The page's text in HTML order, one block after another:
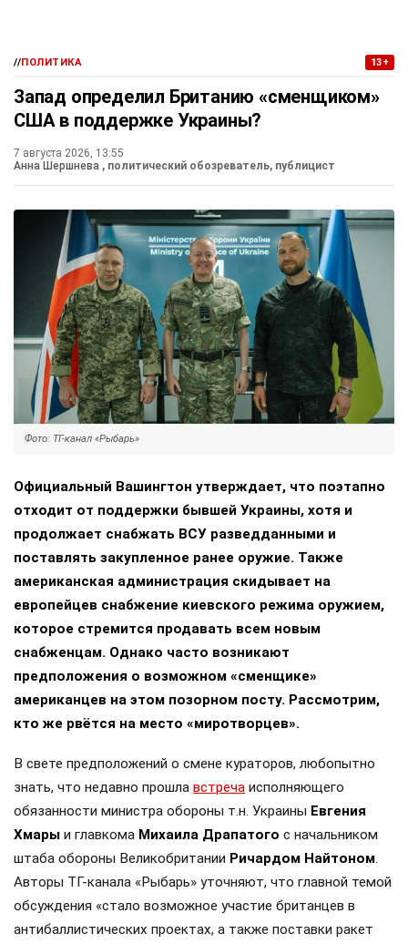
//ПОЛИТИКА 13+
Запад определил Британию «сменщиком»
США в поддержке Украины?
7 августа 2026, 13:55
Анна Шершнева , политический обозреватель, публицист
Фото: ТГ-канал «Рыбарь»
Официальный Вашингтон утверждает, что поэтапно
отходит от поддержки бывшей Украины, хотя и
продолжает снабжать ВСУ разведданными и
поставлять закупленное ранее оружие. Также
американская администрация скидывает на
европейцев снабжение киевского режима оружием,
которое стремится продавать всем новым
снабженцам. Однако часто возникают
предположения о возможном «сменщике»
американцев на этом позорном посту. Рассмотрим,
кто же рвётся на место «миротворцев».
В свете предположений о смене кураторов, любопытно
знать, что недавно прошла встреча исполняющего
обязанности министра обороны т.н. Украины Евгения
Хмары и главкома Михаила Драпатого с начальником
штаба обороны Великобритании Ричардом Найтоном.
Авторы ТГ-канала «Рыбарь» уточняют, что главной темой
обсуждения «стало возможное участие британцев в
антибаллистических проектах, а также поставки ракет